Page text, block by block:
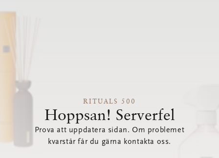
RITUALS 500
Hoppsan! Serverfel
Prova att uppdatera sidan. Om problemet
kvarstår får du gärna kontakta oss.